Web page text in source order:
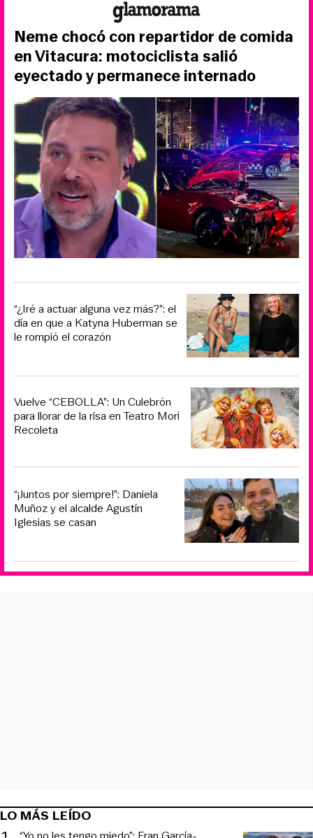
Neme chocó con repartidor de comida
en Vitacura: motociclista salió
eyectado y permanece internado
“¿Iré a actuar alguna vez más?”: el
día en que a Katyna Huberman se
le rompió el corazón
Vuelve “CEBOLLA”: Un Culebrón
para llorar de la risa en Teatro Mori
Recoleta
“¡Juntos por siempre!”: Daniela
Muñoz y el alcalde Agustín
Iglesias se casan
LO MÁS LEÍDO